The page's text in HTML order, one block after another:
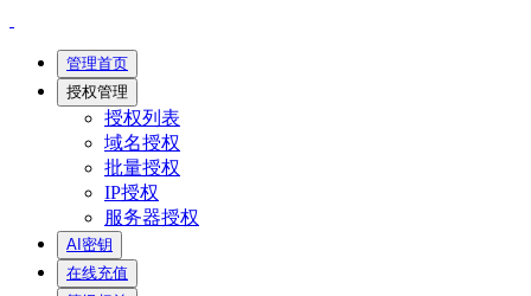
管理首页
授权管理
授权列表
域名授权
批量授权
IP授权
服务器授权
AI密钥
在线充值